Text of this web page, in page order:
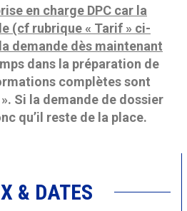
en charge DPC car la
(cf rubrique « Tarif » ci-
demande dès maintenant
dans la préparation de
complètes sont
Si la demande de dossier
qu’il reste de la place.
& DATES